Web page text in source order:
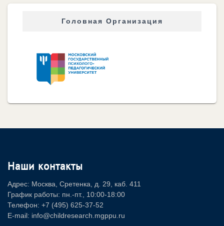
Головная Организация
Наши контакты
Адрес: Москва, Сретенка, д. 29, каб. 411
График работы: пн.-пт., 10:00-18:00
Телефон: +7 (495) 625-37-52
E-mail: info@childresearch.mgppu.ru